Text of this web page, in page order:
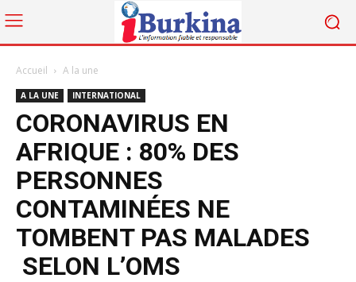
Accueil A la une
A LA UNE INTERNATIONAL
CORONAVIRUS EN
AFRIQUE : 80% DES
PERSONNES
CONTAMINÉES NE
TOMBENT PAS MALADES
SELON L’OMS